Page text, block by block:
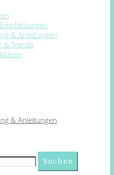
& Anleitungen
& Trends
& Anleitungen